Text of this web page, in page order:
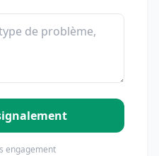
engagement